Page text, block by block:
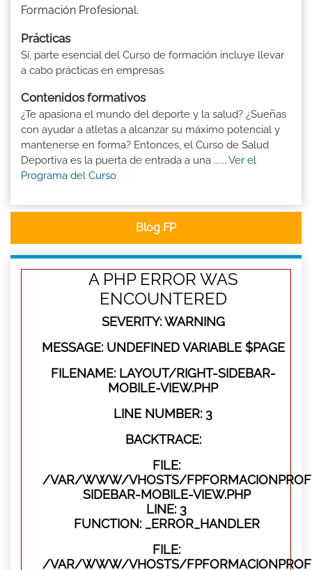
Formación Profesional.
Prácticas
Sí, parte esencial del Curso de formación incluye llevar
a cabo prácticas en empresas.
Contenidos formativos
¿Te apasiona el mundo del deporte y la salud? ¿Sueñas
con ayudar a atletas a alcanzar su máximo potencial y
mantenerse en forma? Entonces, el Curso de Salud
Deportiva es la puerta de entrada a una ...... Ver el
Programa del Curso
Blog FP
A PHP ERROR WAS
ENCOUNTERED
SEVERITY: WARNING
MESSAGE: UNDEFINED VARIABLE $PAGE
FILENAME: LAYOUT/RIGHT-SIDEBAR-
MOBILE-VIEW.PHP
LINE NUMBER: 3
BACKTRACE:
FILE:
/VAR/WWW/VHOSTS/
SIDEBAR-MOBILE-VIEW.PHP
LINE: 3
FUNCTION: _ERROR_HANDLER
FILE:
/VAR/WWW/VHOSTS/